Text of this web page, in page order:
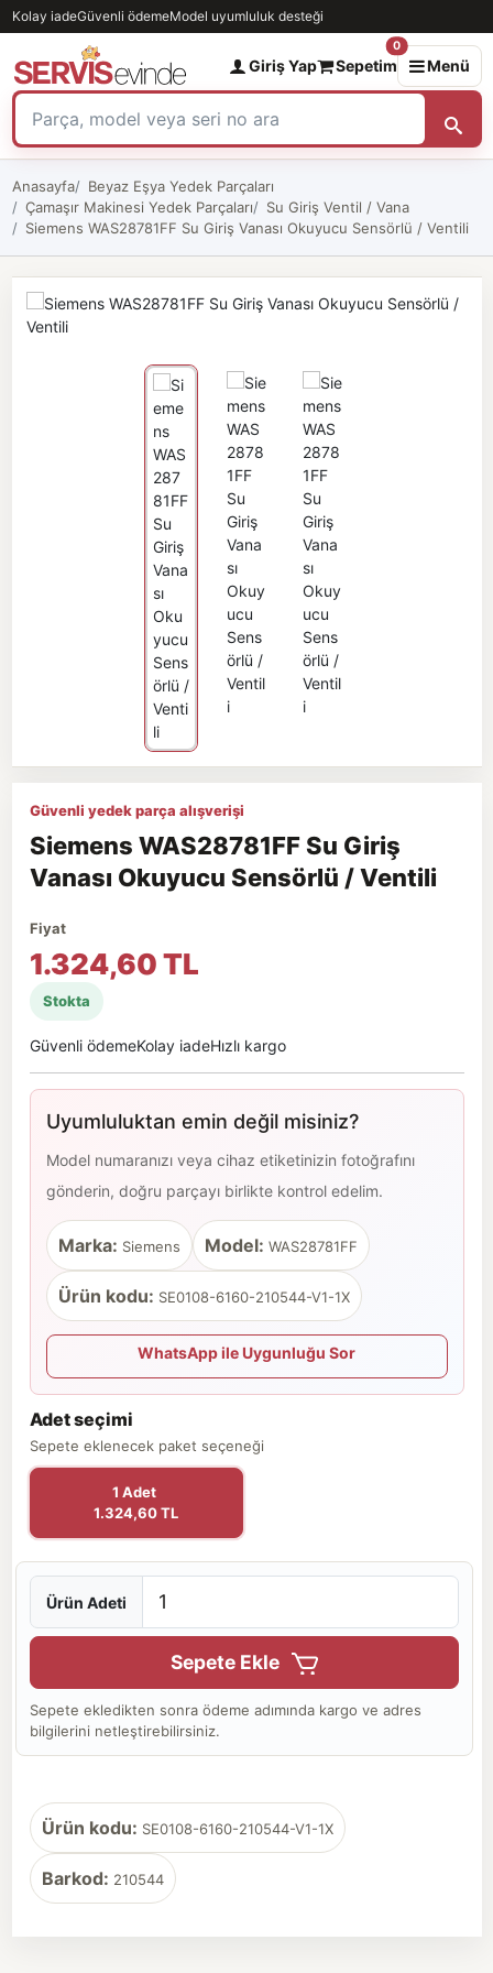
Kolay iadeGüvenli ödemeModel uyumluluk desteği
Giriş Yap Sepetim
0
Menü
Anasayfa
Beyaz Eşya Yedek Parçaları
Çamaşır Makinesi Yedek Parçaları
Su Giriş Ventil / Vana
Siemens WAS28781FF Su Giriş Vanası Okuyucu Sensörlü / Ventili
Güvenli yedek parça alışverişi
Siemens WAS28781FF Su Giriş
Vanası Okuyucu Sensörlü / Ventili
Fiyat
1.324,60 TL
Stokta
Güvenli ödemeKolay iadeHızlı kargo
Uyumluluktan emin değil misiniz?
Model numaranızı veya cihaz etiketinizin fotoğrafını
gönderin, doğru parçayı birlikte kontrol edelim.
Marka: Siemens Model: WAS28781FF
Ürün kodu: SE0108-6160-210544-V1-1X
WhatsApp ile Uygunluğu Sor
Adet seçimi
Sepete eklenecek paket seçeneği
1 Adet
1.324,60 TL
Ürün Adeti
Sepete Ekle
Sepete ekledikten sonra ödeme adımında kargo ve adres
bilgilerini netleştirebilirsiniz.
Ürün kodu: SE0108-6160-210544-V1-1X
Barkod: 210544